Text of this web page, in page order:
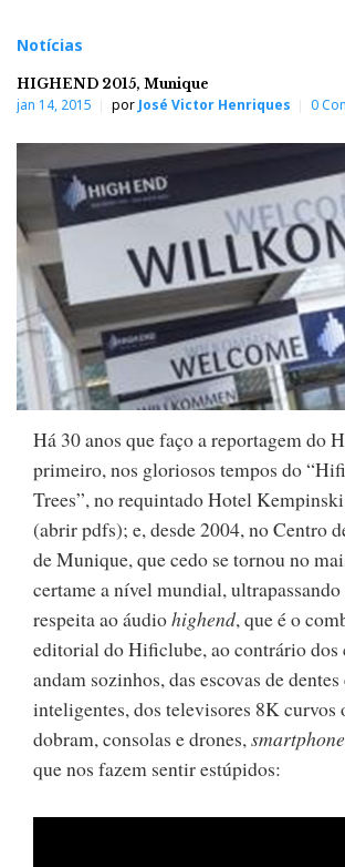
Notícias
HIGHEND 2015, Munique
jan 14, 2015 por José Victor Henriques 0
Há 30 anos que faço a reportagem do
primeiro, nos gloriosos tempos do
Trees”, no requintado Hotel
(abrir pdfs); e, desde 2004, no Centro
de Munique, que cedo se tornou no
certame a nível mundial,
respeita ao áudiohighend, que é o
editorial do Hificlube, ao contrário dos
andam sozinhos, das escovas de dentes
inteligentes, dos televisores 8K curvos
dobram, consolas e drones,
que nos fazem sentir estúpidos: